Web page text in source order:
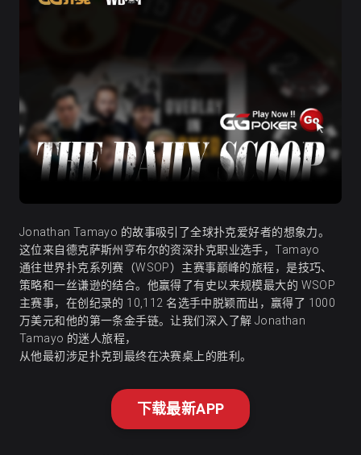
Jonathan Tamayo 的故事吸引了全球扑克爱好者的想象力。
这位来自德克萨斯州亨布尔的资深扑克职业选手，Tamayo
通往世界扑克系列赛（WSOP）主赛事巅峰的旅程，是技巧、
策略和一丝谦逊的结合。他赢得了有史以来规模最大的 WSOP
主赛事，在创纪录的 10,112 名选手中脱颖而出，赢得了 1000
万美元和他的第一条金手链。让我们深入了解 Jonathan
Tamayo 的迷人旅程，
从他最初涉足扑克到最终在决赛桌上的胜利。
下载最新APP